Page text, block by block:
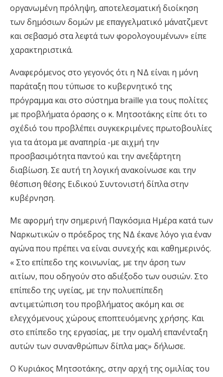
οργανωμένη πρόληψη, αποτελεσματική διοίκηση
των δημόσιων δομών με επαγγελματικό μάνατζμεντ
και σεβασμό στα λεφτά των φορολογουμένων» είπε
χαρακτηριστικά.
Αναφερόμενος στο γεγονός ότι η ΝΔ είναι η μόνη
παράταξη που τύπωσε το κυβερνητικό της
πρόγραμμα και στο σύστημα braille για τους πολίτες
με προβλήματα όρασης ο κ. Μητσοτάκης είπε ότι το
σχέδιό του προβλέπει συγκεκριμένες πρωτοβουλίες
για τα άτομα με αναπηρία -με αιχμή την
προσβασιμότητα παντού και την ανεξάρτητη
διαβίωση. Σε αυτή τη λογική ανακοίνωσε και την
θέσπιση θέσης Ειδικού Συντονιστή δίπλα στην
κυβέρνηση.
Με αφορμή την σημερινή Παγκόσμια Ημέρα κατά των
Ναρκωτικών ο πρόεδρος της ΝΔ έκανε λόγο για έναν
αγώνα που πρέπει να είναι συνεχής και καθημερινός.
« Στο επίπεδο της κοινωνίας, με την άρση των
αιτίων, που οδηγούν στο αδιέξοδο των ουσιών. Στο
επίπεδο της υγείας, με την πολυεπίπεδη
αντιμετώπιση του προβλήματος ακόμη και σε
ελεγχόμενους χώρους εποπτευόμενης χρήσης. Και
στο επίπεδο της εργασίας, με την ομαλή επανένταξη
αυτών των συνανθρώπων δίπλα μας» δήλωσε.
Ο Κυριάκος Μητσοτάκης, στην αρχή της ομιλίας του